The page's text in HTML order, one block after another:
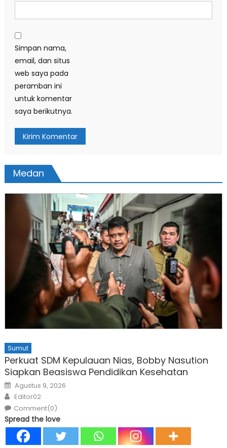
Simpan nama,
email, dan situs
web saya pada
peramban ini
untuk komentar
saya berikutnya.
Medan
Sumut
Perkuat SDM Kepulauan Nias, Bobby Nasution
Siapkan Beasiswa Pendidikan Kesehatan
Posted
on
Agustus 9, 2026
Author
Editor02
Comment(0)
Spread the love